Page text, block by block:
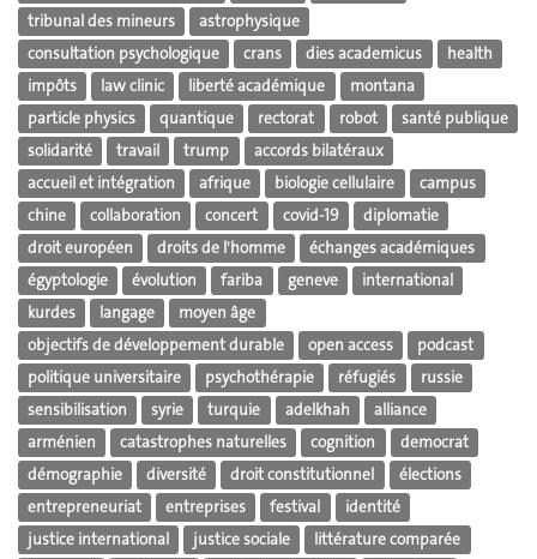
tribunal des mineurs
astrophysique
consultation psychologique
crans dies academicus
health
impôts
law clinic liberté académique
montana
particle physics
quantique rectorat robot
santé publique
solidarité
travail trump
accords bilatéraux
accueil et intégration
afrique biologie cellulaire
campus
chine
collaboration concert covid-19
diplomatie
droit européen
droits de l'homme
échanges académiques
égyptologie
évolution fariba geneve
international
kurdes
langage
moyen âge
objectifs de développement durable
open access
podcast
politique universitaire
psychothérapie réfugiés
russie
sensibilisation
syrie turquie adelkhah
alliance
arménien
catastrophes naturelles cognition
democrat
démographie
diversité droit constitutionnel
élections
entrepreneuriat
entreprises festival
identité
justice international
justice sociale
littérature comparée